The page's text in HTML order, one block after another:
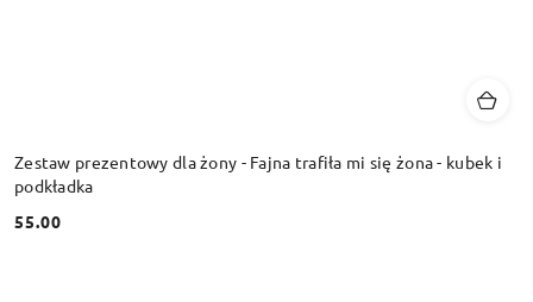
Zestaw prezentowy dla żony - Fajna trafiła mi się żona - kubek i
podkładka
Cena:
55.00